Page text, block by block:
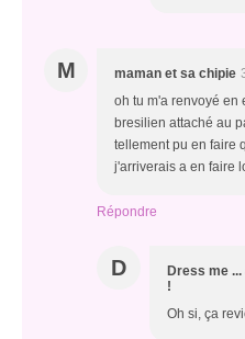
M maman et sa chipie
oh tu m'a renvoyé en
bresilien attaché au
tellement pu en faire
j'arriverais a en faire
Répondre
D
Dress me
!
Oh si, ça